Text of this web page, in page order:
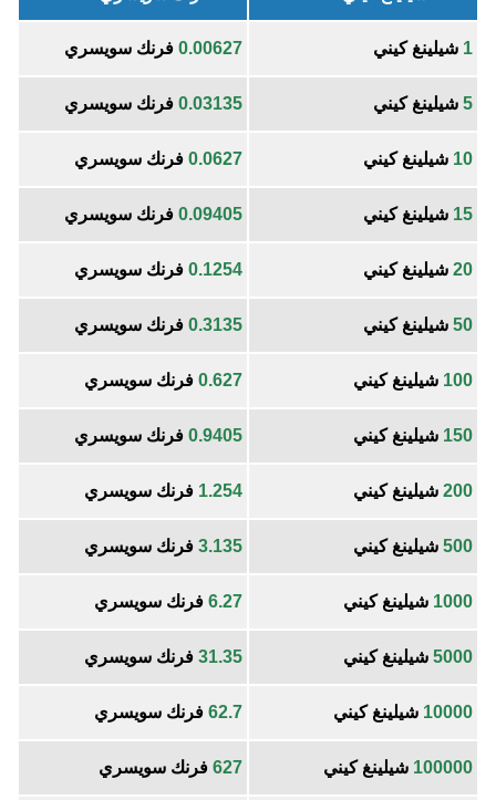
1 شيلينغ كيني 0.00627 فرنك سويسري
5 شيلينغ كيني 0.03135 فرنك سويسري
10 شيلينغ كيني 0.0627 فرنك سويسري
15 شيلينغ كيني 0.09405 فرنك سويسري
20 شيلينغ كيني 0.1254 فرنك سويسري
50 شيلينغ كيني 0.3135 فرنك سويسري
100 شيلينغ كيني 0.627 فرنك سويسري
150 شيلينغ كيني 0.9405 فرنك سويسري
200 شيلينغ كيني 1.254 فرنك سويسري
500 شيلينغ كيني 3.135 فرنك سويسري
1000 شيلينغ كيني 6.27 فرنك سويسري
5000 شيلينغ كيني 31.35 فرنك سويسري
10000 شيلينغ كيني 62.7 فرنك سويسري
100000 شيلينغ كيني 627 فرنك سويسري